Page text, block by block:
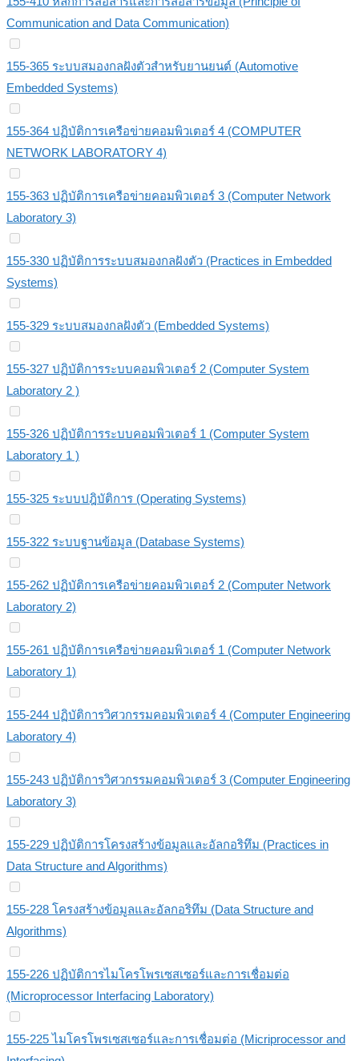
Communication and Data Communication)
155-365 ระบบสมองกลฝังตัวสำหรับยานยนต์ (Automotive
Embedded Systems)
155-364 ปฏิบัติการเครือข่ายคอมพิวเตอร์ 4 (COMPUTER
NETWORK LABORATORY 4)
155-363 ปฏิบัติการเครือข่ายคอมพิวเตอร์ 3 (Computer Network
Laboratory 3)
155-330 ปฏิบัติการระบบสมองกลฝังตัว (Practices in Embedded
Systems)
155-329 ระบบสมองกลฝังตัว (Embedded Systems)
155-327 ปฏิบัติการระบบคอมพิวเตอร์ 2 (Computer System
Laboratory 2 )
155-326 ปฏิบัติการระบบคอมพิวเตอร์ 1 (Computer System
Laboratory 1 )
155-325 ระบบปฎิบัติการ (Operating Systems)
155-322 ระบบฐานข้อมูล (Database Systems)
155-262 ปฏิบัติการเครือข่ายคอมพิวเตอร์ 2 (Computer Network
Laboratory 2)
155-261 ปฏิบัติการเครือข่ายคอมพิวเตอร์ 1 (Computer Network
Laboratory 1)
155-244 ปฏิบัติการวิศวกรรมคอมพิวเตอร์ 4 (Computer Engineering
Laboratory 4)
155-243 ปฏิบัติการวิศวกรรมคอมพิวเตอร์ 3 (Computer Engineering
Laboratory 3)
155-229 ปฏิบัติการโครงสร้างข้อมูลและอัลกอริทึม (Practices in
Data Structure and Algorithms)
155-228 โครงสร้างข้อมูลและอัลกอริทึม (Data Structure and
Algorithms)
155-226 ปฏิบัติการไมโครโพรเซสเซอร์และการเชื่อมต่อ
(Microprocessor Interfacing Laboratory)
155-225 ไมโครโพรเซสเซอร์และการเชื่อมต่อ (Micriprocessor and